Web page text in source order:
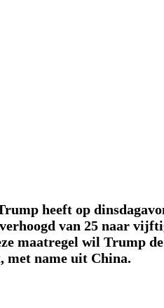
heeft op
verhoogd van 25 naar
maatregel wil Trump
met name uit China.